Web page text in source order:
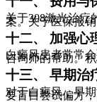
关于308激光治疗
案。关于医保报
十二、 加强心
白癜风患者常常
咨询师的帮助。
十三、 早期治
对于白癜风，早
要盲目尝试偏方